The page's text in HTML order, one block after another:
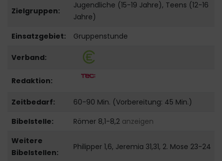
Zielgruppen:
Jugendliche (15-19 Jahre), Teens (12-16
Jahre)
Einsatzgebiet:
Gruppenstunde
Verband:
Redaktion:
Zeitbedarf:
60-90 Min. (Vorbereitung: 45 Min.)
Bibelstelle:
Römer 8,1-8,2 anzeigen
Weitere
Bibelstellen:
Philipper 1,6, Jeremia 31,31, 2. Mose 23-24